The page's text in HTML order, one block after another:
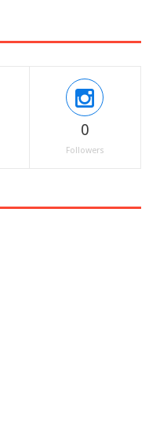
0
Followers